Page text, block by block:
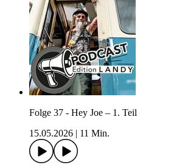
Folge 37 - Hey Joe – 1. Teil
15.05.2026
11 Min.